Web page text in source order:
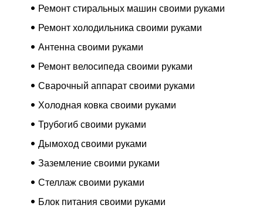
Ремонт стиральных машин своими руками
Ремонт холодильника своими руками
Антенна своими руками
Ремонт велосипеда своими руками
Сварочный аппарат своими руками
Холодная ковка своими руками
Трубогиб своими руками
Дымоход своими руками
Заземление своими руками
Стеллаж своими руками
Блок питания своими руками